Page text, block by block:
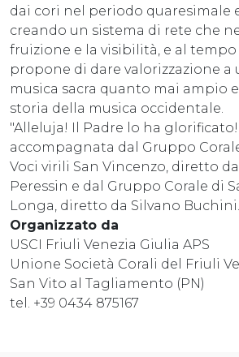
dai cori nel periodo quaresimale
creando un sistema di rete che
fruizione e la visibilità, e al tempo
propone di dare valorizzazione
musica sacra quanto mai ampio
storia della musica occidentale.
"Alleluja! Il Padre lo ha
accompagnata dal Gruppo
Voci virili San Vincenzo, diretto
Peressin e dal Gruppo Corale di
Longa, diretto da Silvano Buchini.
Organizzato da
USCI Friuli Venezia Giulia APS
Unione Società Corali del Friuli
San Vito al Tagliamento (PN)
tel. +39 0434 875167